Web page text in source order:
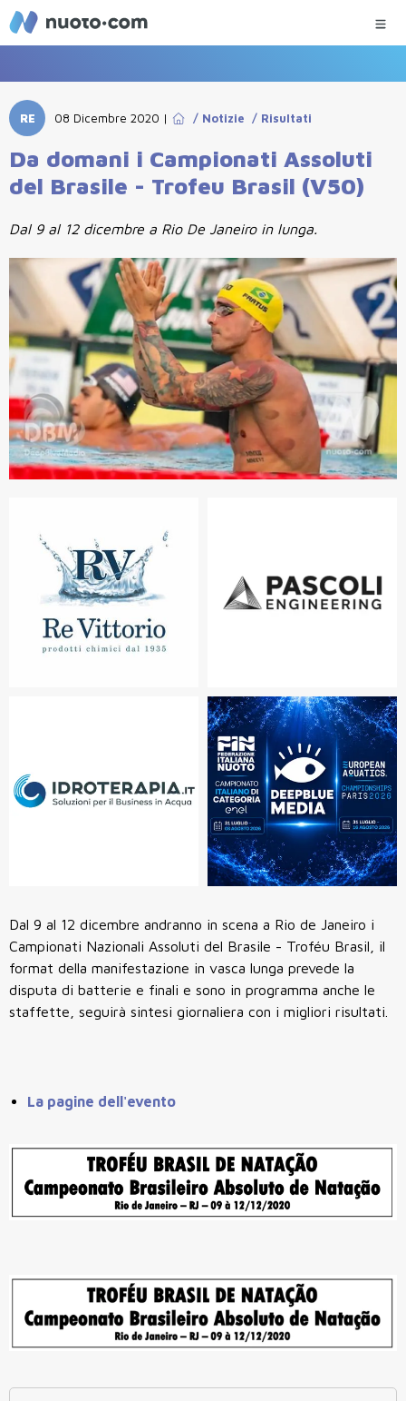
RE 08 Dicembre 2020 | / Notizie / Risultati
Da domani i Campionati Assoluti
del Brasile - Trofeu Brasil (V50)
Dal 9 al 12 dicembre a Rio De Janeiro in lunga.
Dal 9 al 12 dicembre andranno in scena a Rio de Janeiro i
Campionati Nazionali Assoluti del Brasile - Troféu Brasil, il
format della manifestazione in vasca lunga prevede la
disputa di batterie e finali e sono in programma anche le
staffette, seguirà sintesi giornaliera con i migliori risultati.
La pagine dell'evento